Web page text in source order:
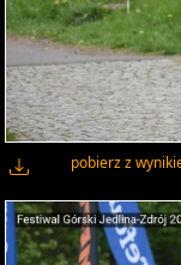
pobierz z